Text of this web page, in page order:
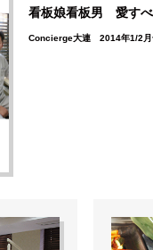
看板娘看板男 愛すべ
Concierge大連 2014年1/2月